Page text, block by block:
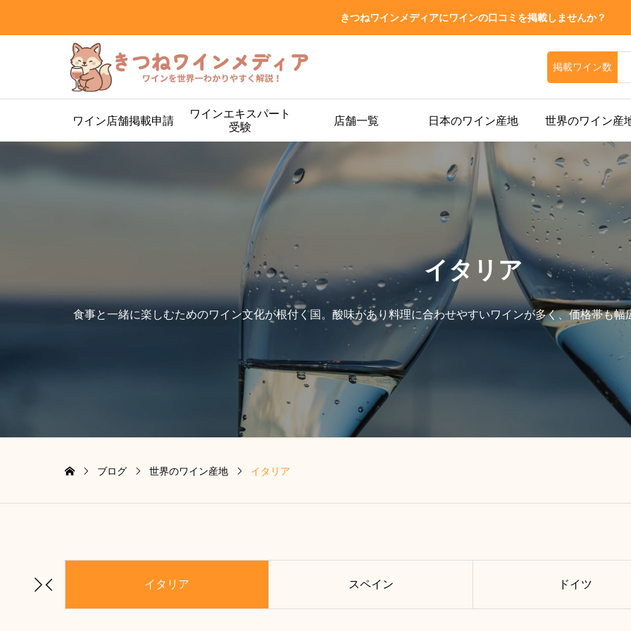
きつねワインメディアにワインの口コミを掲載しませんか？
掲載ワイン数
ワイン店舗掲載申請
ワインエキスパート
受験
店舗一覧 日本のワイン産地 世界のワイン産
イタリア
食事と一緒に楽しむためのワイン文化が根付く国。酸味があり料理に合わせやすいワインが多く、価格帯も
ブログ 世界のワイン産地 イタリア
イタリア スペイン ドイツ